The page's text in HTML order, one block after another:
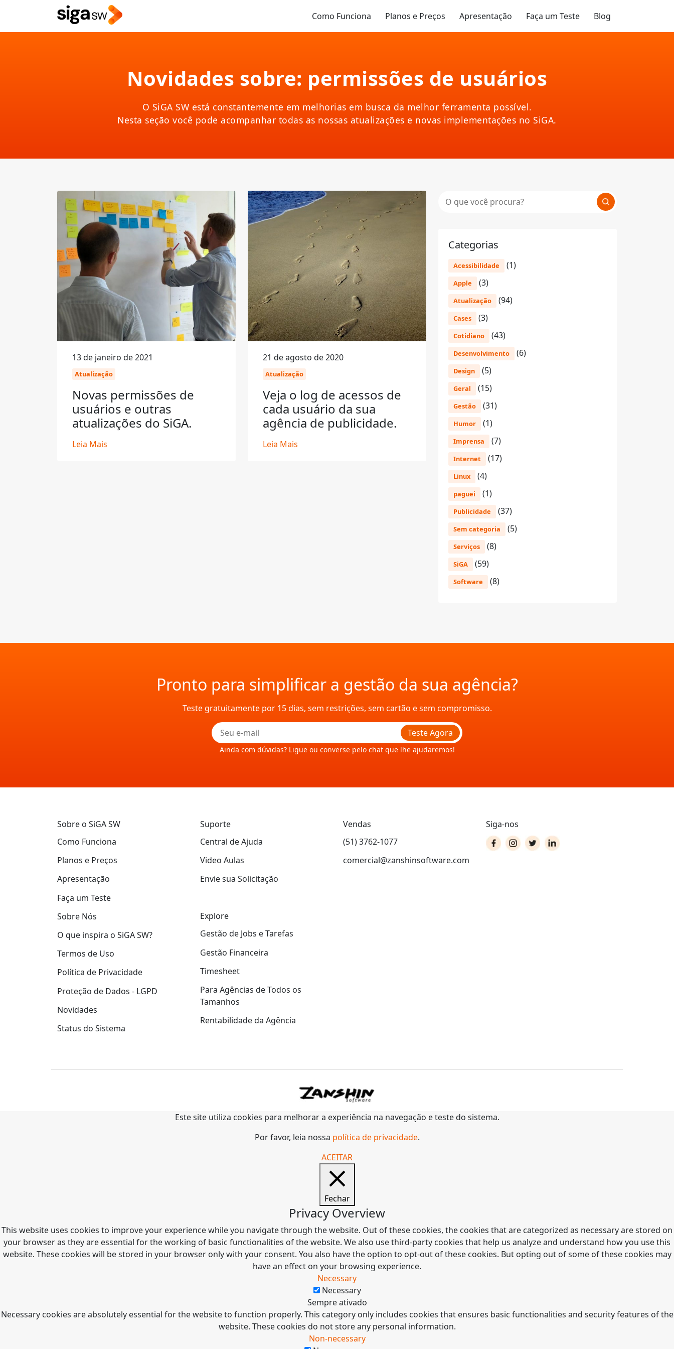
Como Funciona Planos e Preços Apresentação Faça um Teste Blog
Novidades sobre: permissões de usuários
O SiGA SW está constantemente em melhorias em busca da melhor ferramenta possível.
Nesta seção você pode acompanhar todas as nossas atualizações e novas implementações no SiGA.
Categorias
Acessibilidade (1)
Apple (3)
Atualização (94)
Cases (3)
Cotidiano (43)
Desenvolvimento (6)
Design (5)
Geral (15)
Gestão (31)
Humor (1)
Imprensa (7)
Internet (17)
Linux (4)
paguei (1)
Publicidade (37)
Sem categoria (5)
Serviços (8)
SiGA (59)
Software (8)
13 de janeiro de 2021
Atualização
Novas permissões de
usuários e outras
atualizações do SiGA.
Leia Mais
21 de agosto de 2020
Atualização
Veja o log de acessos de
cada usuário da sua
agência de publicidade.
Leia Mais
Pronto para simplificar a gestão da sua agência?
Teste gratuitamente por 15 dias, sem restrições, sem cartão e sem compromisso.
Teste Agora
Ainda com dúvidas? Ligue ou converse pelo chat que lhe ajudaremos!
Sobre o SiGA SW
Como Funciona
Planos e Preços
Apresentação
Faça um Teste
Sobre Nós
O que inspira o SiGA SW?
Termos de Uso
Política de Privacidade
Proteção de Dados - LGPD
Novidades
Status do Sistema
Suporte
Central de Ajuda
Video Aulas
Envie sua Solicitação
Explore
Gestão de Jobs e Tarefas
Gestão Financeira
Timesheet
Para Agências de Todos os
Tamanhos
Rentabilidade da Agência
Vendas
(51) 3762-1077
comercial@zanshinsoftware.com
Siga-nos
Este site utiliza cookies para melhorar a experiência na navegação e teste do sistema.
Por favor, leia nossa política de privacidade.
ACEITAR
Fechar
Privacy Overview
This website uses cookies to improve your experience while you navigate through the website. Out of these cookies, the cookies that are categorized as necessary are stored on
your browser as they are essential for the working of basic functionalities of the website. We also use third-party cookies that help us analyze and understand how you use this
website. These cookies will be stored in your browser only with your consent. You also have the option to opt-out of these cookies. But opting out of some of these cookies may
have an effect on your browsing experience.
Necessary
Necessary
Sempre ativado
Necessary cookies are absolutely essential for the website to function properly. This category only includes cookies that ensures basic functionalities and security features of the
website. These cookies do not store any personal information.
Non-necessary